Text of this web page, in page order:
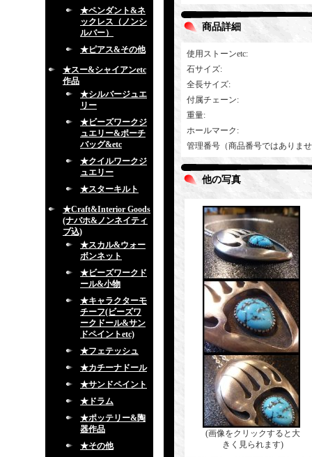
★ペンダント&ネ
ックレス（ノンシ
ルバー）
★ピアス&その他
★スー&シャイアンetc
作品
★シルバージュエ
リー
★ビーズワークジ
ュエリー&ポーチ
バッグ&etc
★クイルワークジ
ュエリー
★スターキルト
★Craft&Interior Goods
(ナバホ&ノンネイティ
ブ込)
★スカル&ウォー
ボンネット
★ビーズワークド
ール&小物
★キャラクターモ
チーフ(ビーズワ
ークドール&サン
ドペイントetc)
★フェテッシュ
★カチーナドール
★サンドペイント
★ドラム
★ポッテリー&陶
器作品
★その他
商品詳細
使用ストーンetc:
石サイズ:
全長サイズ:
付属チェーン:
重量:
ホールマーク :
管理番号（商品番号ではありま
他の写真
(画像をクリックすると大
きく見られます)